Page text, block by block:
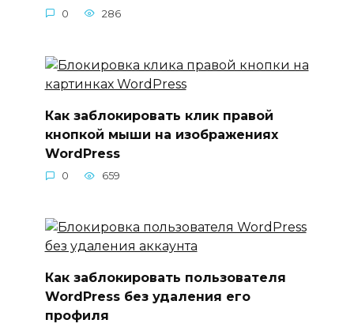
0 286
Как заблокировать клик правой
кнопкой мыши на изображениях
WordPress
0 659
Как заблокировать пользователя
WordPress без удаления его
профиля